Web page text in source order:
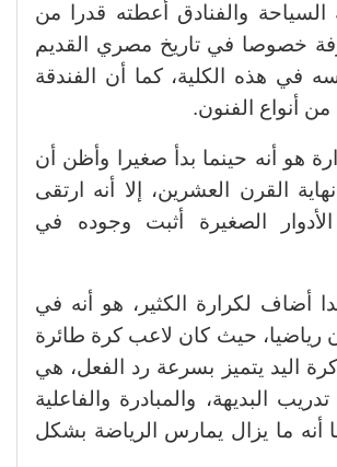
والفنادق أعطته قدرا من
خصوصا في تاريخ مصري القديم
في هذه الكلية، كما أن الفندقة
أنواع الفنون.
هو أنه حينما بدأ صغيرا وأظن أن
القرن العشرين، إلا أنه ارتقى
الصغيرة أثبت وجوده في
أضاف لكرارة الكثير، هو أنه في
رياضيا، حيث كان لاعب كرة طائرة
اليد يتميز بسرعة رد الفعل، هي
البديهة، والمبادرة والفاعلية
أنه ما يزال يمارس الرياضة بشكل